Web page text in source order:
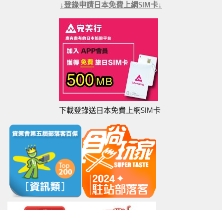
↓登錄申請日本免費上網SIM卡↓
下載登錄送日本免費上網SIM卡